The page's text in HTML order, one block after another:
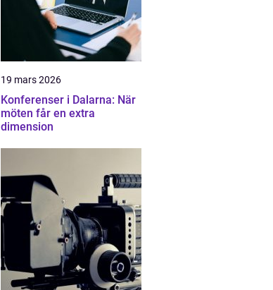
19 mars 2026
Konferenser i Dalarna: När
möten får en extra
dimension